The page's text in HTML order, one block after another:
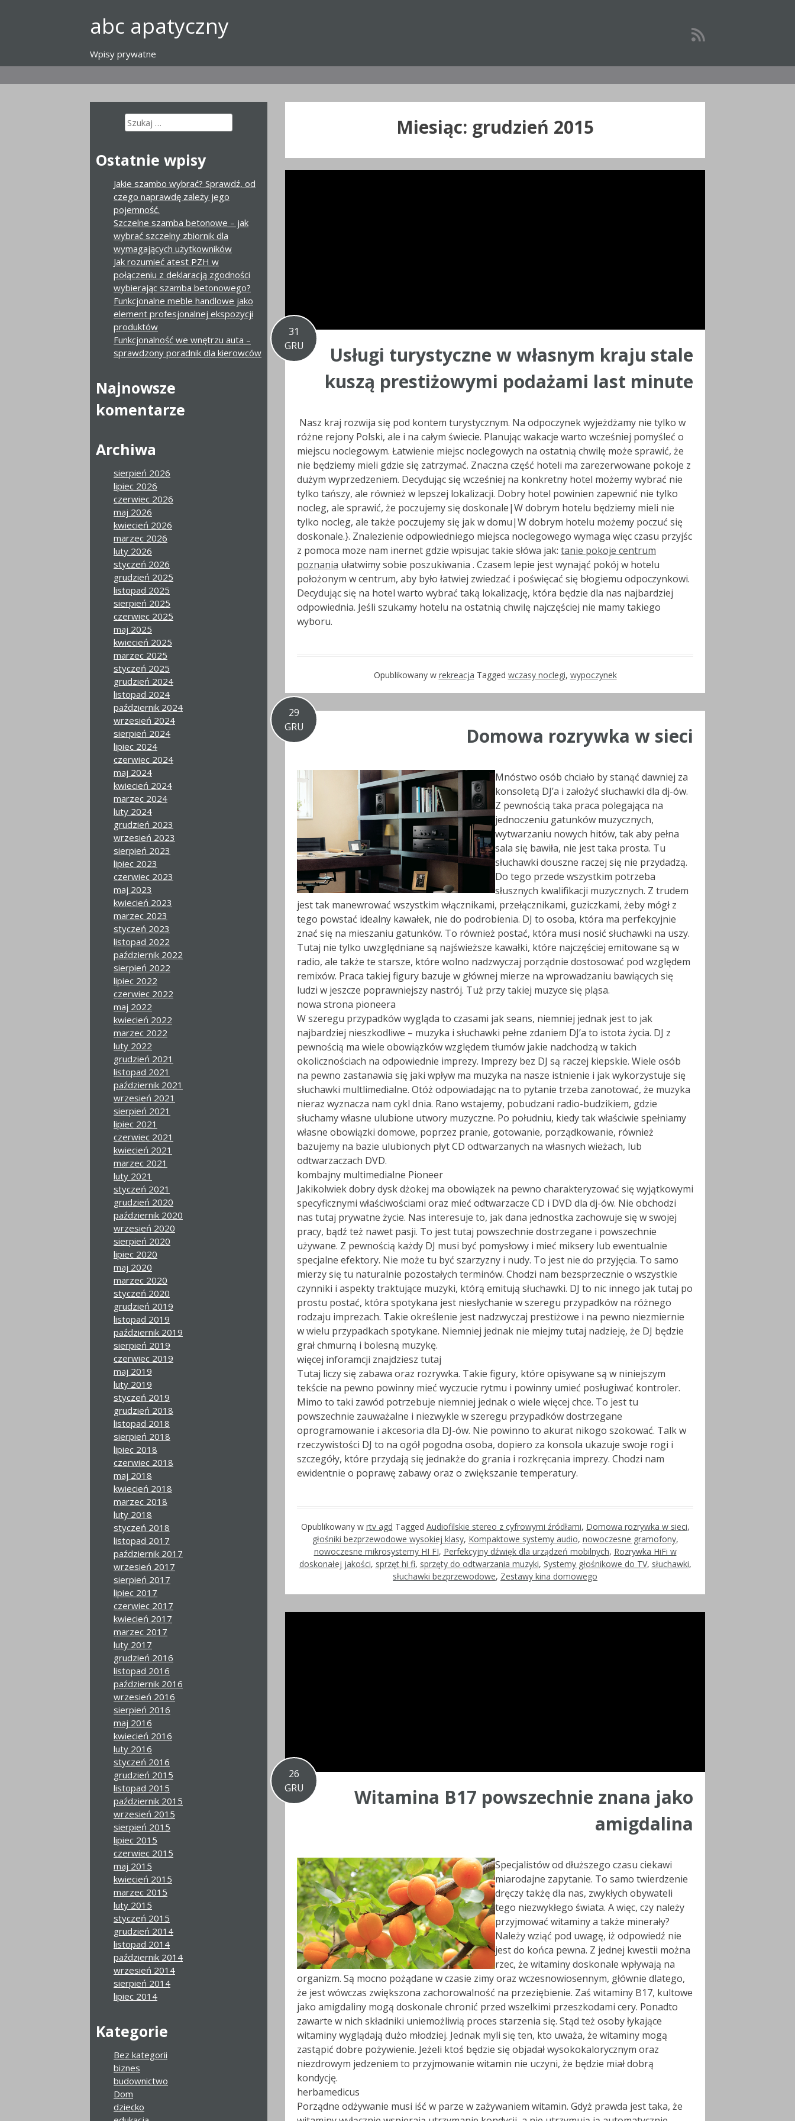
abc apatyczny
Wpisy prywatne
Miesiąc: grudzień 2015
31
GRU
Usługi turystyczne w własnym kraju stale
kuszą prestiżowymi podażami last minute
Nasz kraj rozwija się pod kontem turystycznym. Na odpoczynek wyjeżdżamy nie tylko w
różne rejony Polski, ale i na całym świecie. Planując wakacje warto wcześniej pomyśleć o
miejscu noclegowym. Łatwienie miejsc noclegowych na ostatnią chwilę może sprawić, że
nie będziemy mieli gdzie się zatrzymać. Znaczna część hoteli ma zarezerwowane pokoje z
dużym wyprzedzeniem. Decydując się wcześniej na konkretny hotel możemy wybrać nie
tylko tańszy, ale również w lepszej lokalizacji. Dobry hotel powinien zapewnić nie tylko
nocleg, ale sprawić, że poczujemy się doskonale|W dobrym hotelu będziemy mieli nie
tylko nocleg, ale także poczujemy się jak w domu|W dobrym hotelu możemy poczuć się
doskonale.}. Znalezienie odpowiedniego miejsca noclegowego wymaga więc czasu przyjśc
z pomoca moze nam inernet gdzie wpisujac takie słówa jak: tanie pokoje centrum
poznania ułatwimy sobie poszukiwania . Czasem lepie jest wynająć pokój w hotelu
położonym w centrum, aby było łatwiej zwiedzać i poświęcać się błogiemu odpoczynkowi.
Decydując się na hotel warto wybrać taką lokalizację, która będzie dla nas najbardziej
odpowiednia. Jeśli szukamy hotelu na ostatnią chwilę najczęściej nie mamy takiego
wyboru.
Opublikowany w rekreacja Tagged wczasy noclegi, wypoczynek
29
GRU
Domowa rozrywka w sieci
Mnóstwo osób chciało by stanąć dawniej za
konsoletą DJ’a i założyć słuchawki dla dj-ów.
Z pewnością taka praca polegająca na
jednoczeniu gatunków muzycznych,
wytwarzaniu nowych hitów, tak aby pełna
sala się bawiła, nie jest taka prosta. Tu
słuchawki douszne raczej się nie przydadzą.
Do tego przede wszystkim potrzeba
słusznych kwalifikacji muzycznych. Z trudem
jest tak manewrować wszystkim włącznikami, przełącznikami, guziczkami, żeby mógł z
tego powstać idealny kawałek, nie do podrobienia. DJ to osoba, która ma perfekcyjnie
znać się na mieszaniu gatunków. To również postać, która musi nosić słuchawki na uszy.
Tutaj nie tylko uwzględniane są najświeższe kawałki, które najczęściej emitowane są w
radio, ale także te starsze, które wolno nadzwyczaj porządnie dostosować pod względem
remixów. Praca takiej figury bazuje w głównej mierze na wprowadzaniu bawiących się
ludzi w jeszcze poprawniejszy nastrój. Tuż przy takiej muzyce się pląsa.
nowa strona pioneera
W szeregu przypadków wygląda to czasami jak seans, niemniej jednak jest to jak
najbardziej nieszkodliwe – muzyka i słuchawki pełne zdaniem DJ’a to istota życia. DJ z
pewnością ma wiele obowiązków względem tłumów jakie nadchodzą w takich
okolicznościach na odpowiednie imprezy. Imprezy bez DJ są raczej kiepskie. Wiele osób
na pewno zastanawia się jaki wpływ ma muzyka na nasze istnienie i jak wykorzystuje się
słuchawki multlimedialne. Otóż odpowiadając na to pytanie trzeba zanotować, że muzyka
nieraz wyznacza nam cykl dnia. Rano wstajemy, pobudzani radio-budzikiem, gdzie
słuchamy własne ulubione utwory muzyczne. Po południu, kiedy tak właściwie spełniamy
własne obowiązki domowe, poprzez pranie, gotowanie, porządkowanie, również
bazujemy na bazie ulubionych płyt CD odtwarzanych na własnych wieżach, lub
odtwarzaczach DVD.
kombajny multimedialne Pioneer
Jakikolwiek dobry dysk dżokej ma obowiązek na pewno charakteryzować się wyjątkowymi
specyficznymi właściwościami oraz mieć odtwarzacze CD i DVD dla dj-ów. Nie obchodzi
nas tutaj prywatne życie. Nas interesuje to, jak dana jednostka zachowuje się w swojej
pracy, bądź też nawet pasji. To jest tutaj powszechnie dostrzegane i powszechnie
używane. Z pewnością każdy DJ musi być pomysłowy i mieć miksery lub ewentualnie
specjalne efektory. Nie może tu być szarzyzny i nudy. To jest nie do przyjęcia. To samo
mierzy się tu naturalnie pozostałych terminów. Chodzi nam bezsprzecznie o wszystkie
czynniki i aspekty traktujące muzyki, którą emitują słuchawki. DJ to nic innego jak tutaj po
prostu postać, która spotykana jest niesłychanie w szeregu przypadków na różnego
rodzaju imprezach. Takie określenie jest nadzwyczaj prestiżowe i na pewno niezmiernie
w wielu przypadkach spotykane. Niemniej jednak nie miejmy tutaj nadzieję, że DJ będzie
grał chmurną i bolesną muzykę.
więcej inforamcji znajdziesz tutaj
Tutaj liczy się zabawa oraz rozrywka. Takie figury, które opisywane są w niniejszym
tekście na pewno powinny mieć wyczucie rytmu i powinny umieć posługiwać kontroler.
Mimo to taki zawód potrzebuje niemniej jednak o wiele więcej chce. To jest tu
powszechnie zauważalne i niezwykle w szeregu przypadków dostrzegane
oprogramowanie i akcesoria dla DJ-ów. Nie powinno to akurat nikogo szokować. Talk w
rzeczywistości DJ to na ogół pogodna osoba, dopiero za konsola ukazuje swoje rogi i
szczegóły, które przydają się jednakże do grania i rozkręcania imprezy. Chodzi nam
ewidentnie o poprawę zabawy oraz o zwiększanie temperatury.
Opublikowany w rtv agd Tagged Audiofilskie stereo z cyfrowymi źródłami, Domowa rozrywka w sieci,
głośniki bezprzewodowe wysokiej klasy, Kompaktowe systemy audio, nowoczesne gramofony,
nowoczesne mikrosystemy HI FI, Perfekcyjny dźwięk dla urządzeń mobilnych, Rozrywka HiFi w
doskonałej jakości, sprzęt hi fi, sprzęty do odtwarzania muzyki, Systemy głośnikowe do TV, słuchawki,
słuchawki bezprzewodowe, Zestawy kina domowego
26
GRU
Witamina B17 powszechnie znana jako
amigdalina
Specjalistów od dłuższego czasu ciekawi
miarodajne zapytanie. To samo twierdzenie
dręczy takżę dla nas, zwykłych obywateli
tego niezwykłego świata. A więc, czy należy
przyjmować witaminy a także minerały?
Należy wziąć pod uwagę, iż odpowiedź nie
jest do końca pewna. Z jednej kwestii można
rzec, że witaminy doskonale wpływają na
organizm. Są mocno pożądane w czasie zimy oraz wczesnowiosennym, głównie dlatego,
że jest wówczas zwiększona zachorowalność na przeziębienie. Zaś witaminy B17, kultowe
jako amigdaliny mogą doskonale chronić przed wszelkimi przeszkodami cery. Ponadto
zawarte w nich składniki uniemożliwią proces starzenia się. Stąd też osoby łykające
witaminy wyglądają dużo młodziej. Jednak myli się ten, kto uważa, że witaminy mogą
zastąpić dobre pożywienie. Jeżeli ktoś będzie się objadał wysokokalorycznym oraz
niezdrowym jedzeniem to przyjmowanie witamin nie uczyni, że będzie miał dobrą
kondycję.
herbamedicus
Porządne odżywanie musi iść w parze w zażywaniem witamin. Gdyż prawda jest taka, że
Szukaj:
Ostatnie wpisy
Jakie szambo wybrać? Sprawdź, od
czego naprawdę zależy jego
pojemność.
Szczelne szamba betonowe – jak
wybrać szczelny zbiornik dla
wymagających użytkowników
Jak rozumieć atest PZH w
połączeniu z deklaracją zgodności
wybierając szamba betonowego?
Funkcjonalne meble handlowe jako
element profesjonalnej ekspozycji
produktów
Funkcjonalność we wnętrzu auta –
sprawdzony poradnik dla kierowców
Najnowsze
komentarze
Archiwa
sierpień 2026
lipiec 2026
czerwiec 2026
maj 2026
kwiecień 2026
marzec 2026
luty 2026
styczeń 2026
grudzień 2025
listopad 2025
sierpień 2025
czerwiec 2025
maj 2025
kwiecień 2025
marzec 2025
styczeń 2025
grudzień 2024
listopad 2024
październik 2024
wrzesień 2024
sierpień 2024
lipiec 2024
czerwiec 2024
maj 2024
kwiecień 2024
marzec 2024
luty 2024
grudzień 2023
wrzesień 2023
sierpień 2023
lipiec 2023
czerwiec 2023
maj 2023
kwiecień 2023
marzec 2023
styczeń 2023
listopad 2022
październik 2022
sierpień 2022
lipiec 2022
czerwiec 2022
maj 2022
kwiecień 2022
marzec 2022
luty 2022
grudzień 2021
listopad 2021
październik 2021
wrzesień 2021
sierpień 2021
lipiec 2021
czerwiec 2021
kwiecień 2021
marzec 2021
luty 2021
styczeń 2021
grudzień 2020
październik 2020
wrzesień 2020
sierpień 2020
lipiec 2020
maj 2020
marzec 2020
styczeń 2020
grudzień 2019
listopad 2019
październik 2019
sierpień 2019
czerwiec 2019
maj 2019
luty 2019
styczeń 2019
grudzień 2018
listopad 2018
sierpień 2018
lipiec 2018
czerwiec 2018
maj 2018
kwiecień 2018
marzec 2018
luty 2018
styczeń 2018
listopad 2017
październik 2017
wrzesień 2017
sierpień 2017
lipiec 2017
czerwiec 2017
kwiecień 2017
marzec 2017
luty 2017
grudzień 2016
listopad 2016
październik 2016
wrzesień 2016
sierpień 2016
maj 2016
kwiecień 2016
luty 2016
styczeń 2016
grudzień 2015
listopad 2015
październik 2015
wrzesień 2015
sierpień 2015
lipiec 2015
czerwiec 2015
maj 2015
kwiecień 2015
marzec 2015
luty 2015
styczeń 2015
grudzień 2014
listopad 2014
październik 2014
wrzesień 2014
sierpień 2014
lipiec 2014
Kategorie
Bez kategorii
biznes
budownictwo
Dom
dziecko